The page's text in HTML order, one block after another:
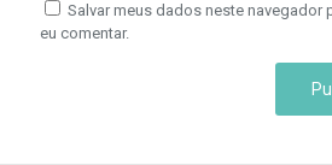
Salvar meus dados neste navegador
eu comentar.